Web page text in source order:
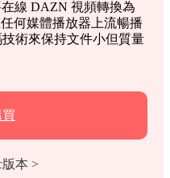
線 DAZN 視頻轉換為
何媒體播放器上流暢播
術來保持文件小但質量
本 >